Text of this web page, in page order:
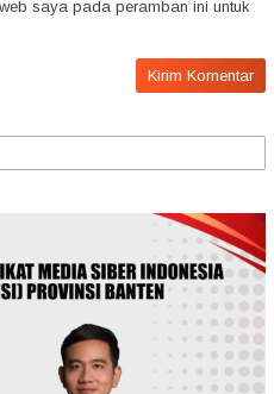
saya pada peramban ini untuk